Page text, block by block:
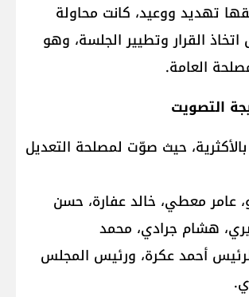
تهديد ووعيد، كانت محاولة
القرار وتطيير الجلسة، وهو
العامة.
التصويت
بالأكثرية، حيث صوّت لمصلحة التعديل
معطي، خالد عفارة، حسن
هشام جرادي، محمد
أحمد عكرة، ورئيس المجلس